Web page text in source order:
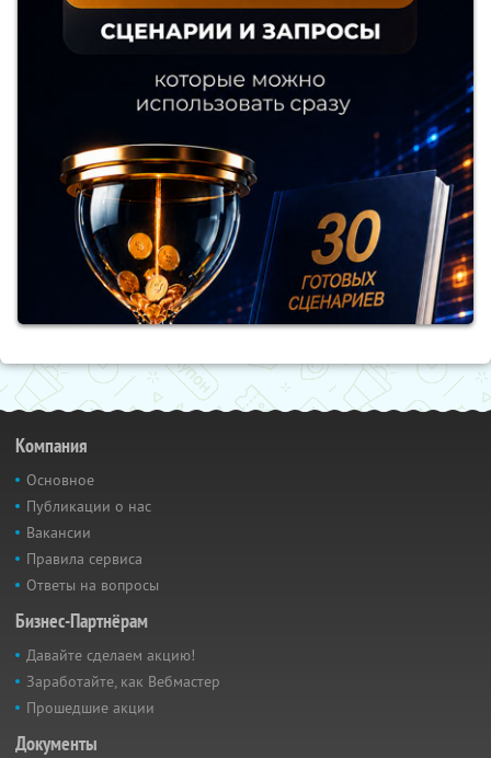
Компания
Основное
Публикации о нас
Вакансии
Правила сервиса
Ответы на вопросы
Бизнес-Партнёрам
Давайте сделаем акцию!
Заработайте, как Вебмастер
Прошедшие акции
Документы